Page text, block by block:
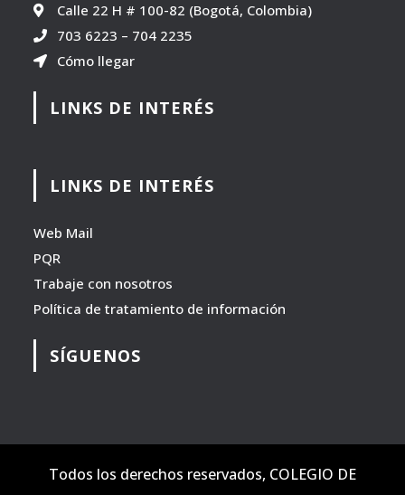
Calle 22 H # 100-82 (Bogotá, Colombia)
703 6223 – 704 2235
Cómo llegar
LINKS DE INTERÉS
LINKS DE INTERÉS
Web Mail
PQR
Trabaje con nosotros
Política de tratamiento de información
SÍGUENOS
Todos los derechos reservados, COLEGIO DE